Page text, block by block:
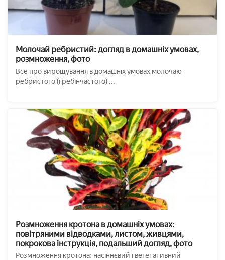
Молочай ребристий: догляд в домашніх умовах,
розмноження, фото
Все про вирощування в домашніх умовах молочаю
ребристого (гребінчастого) ...
Розмноження кротона в домашніх умовах:
повітряними відводками, листом, живцями,
покрокова інструкція, подальший догляд, фото
Розмноження кротона: насіннєвий і вегетативний